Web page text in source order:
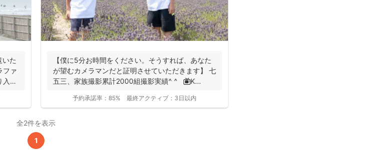
いた
ファ
入れ
【僕に5分お時間をください。そうすれば、あなた
が望むカメラマンだと証明させていただきます】 七
五三、家族撮影累計2000組撮影実績^ ^ 📺K...
予約承諾率： 85% 最終アクティブ： 3日以内
全2件を表示
1